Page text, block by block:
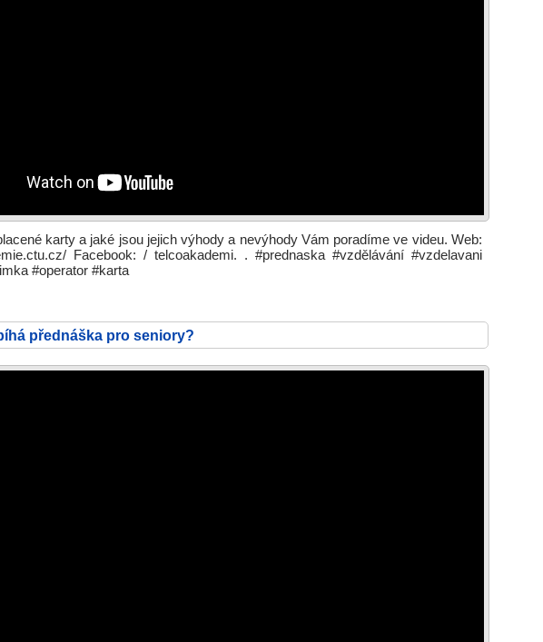
karty a jaké jsou jejich výhody a nevýhody Vám poradíme ve videu. Web:
Facebook: / telcoakademi. . #prednaska #vzdělávání #vzdelavani
#operator #karta
přednáška pro seniory?